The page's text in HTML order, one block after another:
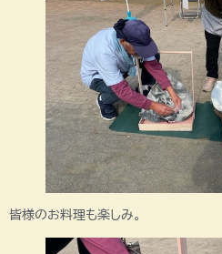
皆様のお料理も楽しみ。